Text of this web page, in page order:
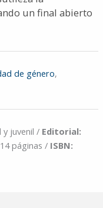
un final abierto
de género,
juvenil / Editorial:
páginas / ISBN: